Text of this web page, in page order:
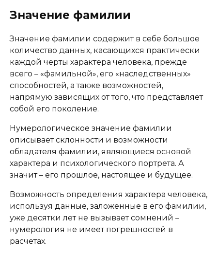
Значение фамилии
Значение фамилии содержит в себе большое
количество данных, касающихся практически
каждой черты характера человека, прежде
всего – «фамильной», его «наследственных»
способностей, а также возможностей,
напрямую зависящих от того, что представляет
собой его поколение.
Нумерологическое значение фамилии
описывает склонности и возможности
обладателя фамилии, являющиеся основой
характера и психологического портрета. А
значит – его прошлое, настоящее и будущее.
Возможность определения характера человека,
используя данные, заложенные в его фамилии,
уже десятки лет не вызывает сомнений –
нумерология не имеет погрешностей в
расчетах.